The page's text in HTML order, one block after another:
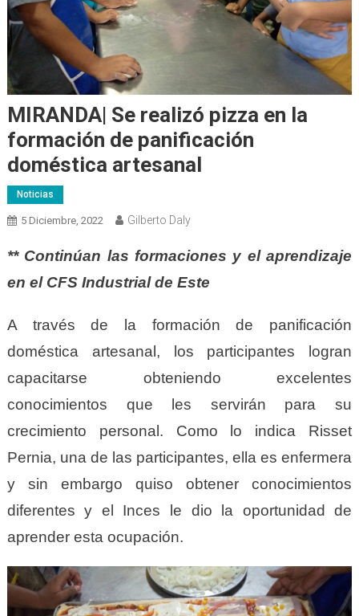
MIRANDA| Se realizó pizza en la
formación de panificación
doméstica artesanal
Noticias
5 Diciembre, 2022 Gilberto Daly
** Continúan las formaciones y el aprendizaje
en el CFS Industrial de Este
A través de la formación de panificación
doméstica artesanal, los participantes logran
capacitarse obteniendo excelentes
conocimientos que les servirán para su
crecimiento personal. Como lo indica Risset
Pernia, una de las participantes, ella es enfermera
y sin embargo quiso obtener conocimientos
diferentes y el Inces le dio la oportunidad de
aprender esta ocupación.